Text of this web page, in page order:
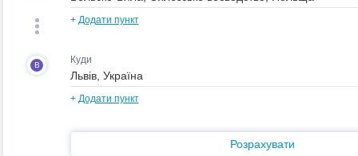
+ Додати пункт
B Куди
+ Додати пункт
Розрахувати